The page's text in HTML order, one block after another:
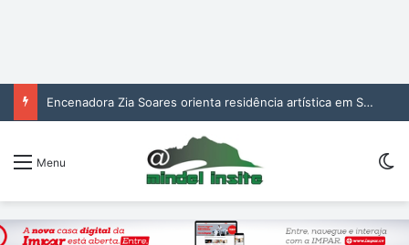
Encenadora Zia Soares orienta residência artística em São Vicente
Menu